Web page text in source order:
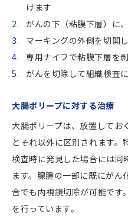
けます
がんの下（粘膜下層）に
マーキングの外側を切開
専用ナイフで粘膜下層を
がんを切除して組織検査
大腸ポリープに対する治療
大腸ポリープは、放置してお
とそれ以外に区別されます
検査時に発見した場合には同
ます。腺腫の一部に既にがん
合でも内視鏡切除が可能です
を行っています。